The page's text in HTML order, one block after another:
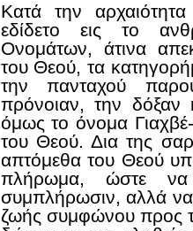
Κατά την
εδίδετο εις το
Ονομάτων, άτινα
του Θεού, τα
την πανταχού
πρόνοιαν, την
όμως το όνομα
του Θεού. Δια της
απτόμεθα του Θεού
πλήρωμα, ώστε να
συμπλήρωσιν, αλλά
ζωής συμφώνου προς